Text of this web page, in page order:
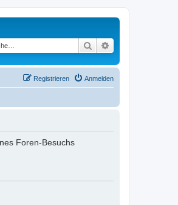
Suche
Anmelden
Registrieren
Foren-Besuchs